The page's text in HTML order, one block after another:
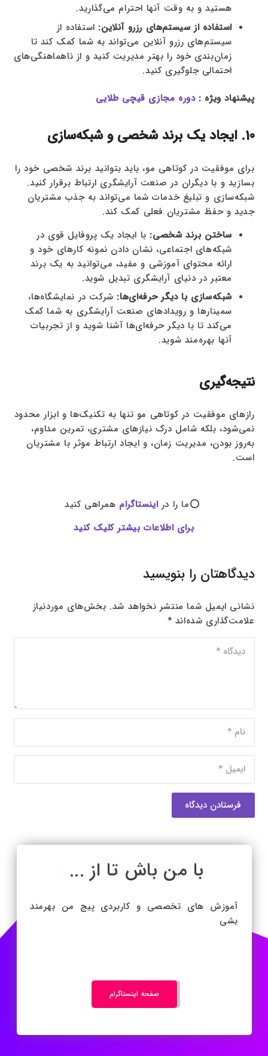
هستید و به وقت آنها احترام می‌گذارید.
استفاده از سیستم‌های رزرو آنلاین: استفاده از
سیستم‌های رزرو آنلاین می‌تواند به شما کمک کند تا
زمان‌بندی خود را بهتر مدیریت کنید و از ناهماهنگی‌های
احتمالی جلوگیری کنید.
پیشنهاد ویژه :دوره مجازی قیچی طلایی
10. ایجاد یک برند شخصی و شبکه‌سازی
برای موفقیت در کوتاهی مو، باید بتوانید برند شخصی خود را
بسازید و با دیگران در صنعت آرایشگری ارتباط برقرار کنید.
شبکه‌سازی و تبلیغ خدمات شما می‌تواند به جذب مشتریان
جدید و حفظ مشتریان فعلی کمک کند.
ساختن برند شخصی: با ایجاد یک پروفایل قوی در
شبکه‌های اجتماعی، نشان دادن نمونه کارهای خود و
ارائه محتوای آموزشی و مفید، می‌توانید به یک برند
معتبر در دنیای آرایشگری تبدیل شوید.
شبکه‌سازی با دیگر حرفه‌ای‌ها: شرکت در نمایشگاه‌ها،
سمینارها و رویدادهای صنعت آرایشگری به شما کمک
می‌کند تا با دیگر حرفه‌ای‌ها آشنا شوید و از تجربیات
آنها بهره‌مند شوید.
نتیجه‌گیری
رازهای موفقیت در کوتاهی مو تنها به تکنیک‌ها و ابزار محدود
نمی‌شود، بلکه شامل درک نیازهای مشتری، تمرین مداوم،
به‌روز بودن، مدیریت زمان، و ایجاد ارتباط موثر با مشتریان
است.
⭕ما را دراینستاگرام همراهی کنید
برای اطلاعات بیشتر کلیک کنید
دیدگاهتان را بنویسید
نشانی ایمیل شما منتشر نخواهد شد. بخش‌های موردنیاز
علامت‌گذاری شده‌اند *
فرستادن دیدگاه
با من باش تا از ...
آموزش های تخصصی و کاربردی پیج من بهرمند
بشی
صفحه اینستاگرام